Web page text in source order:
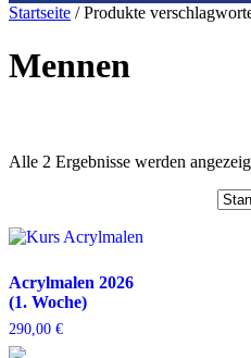
Startseite / Produkte
Mennen
1. Woche (7)
Alle 2 Ergebnisse werden
Acrylmalen 2026
(1. Woche)
290,00 €